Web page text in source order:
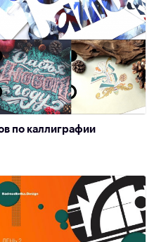
по каллиграфии